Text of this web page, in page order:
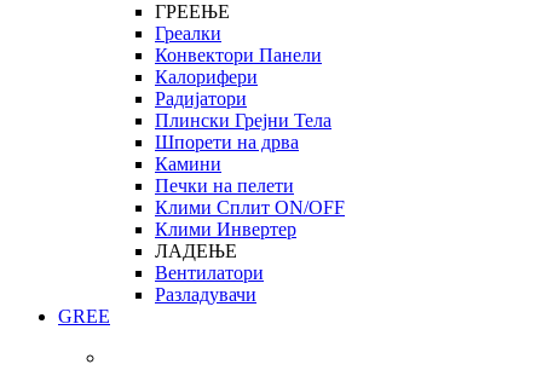
ГРЕЕЊЕ
Греалки
Конвектори Панели
Калорифери
Радијатори
Плински Грејни Тела
Шпорети на дрва
Камини
Печки на пелети
Клими Сплит ON/OFF
Клими Инвертер
ЛАДЕЊЕ
Вентилатори
Разладувачи
GREE